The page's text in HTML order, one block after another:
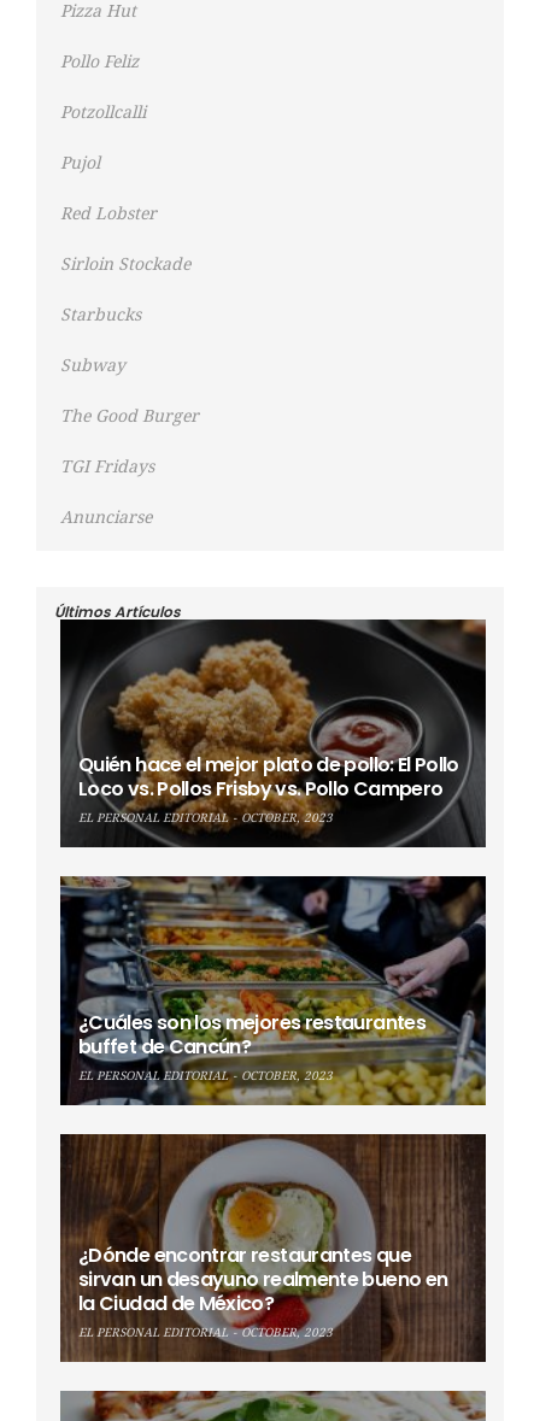
Pizza Hut
Pollo Feliz
Potzollcalli
Pujol
Red Lobster
Sirloin Stockade
Starbucks
Subway
The Good Burger
TGI Fridays
Anunciarse
Últimos Artículos
Quién hace el mejor plato de pollo: El Pollo
Loco vs. Pollos Frisby vs. Pollo Campero
EL PERSONAL EDITORIAL OCTOBER, 2023
¿Cuáles son los mejores restaurantes
buffet de Cancún?
EL PERSONAL EDITORIAL OCTOBER, 2023
¿Dónde encontrar restaurantes que
sirvan un desayuno realmente bueno en
la Ciudad de México?
EL PERSONAL EDITORIAL OCTOBER, 2023